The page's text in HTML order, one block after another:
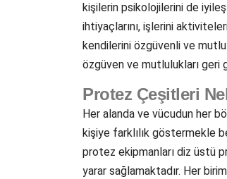
kişilerin psikolojilerini de
ihtiyaçlarını, işlerini
kendilerini özgüvenli ve
özgüven ve mutlulukları geri
Protez Çeşitleri
Her alanda ve vücudun her
kişiye farklılık göstermekle
protez ekipmanları diz üstü
yarar sağlamaktadır. Her